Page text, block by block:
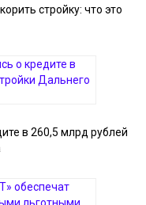
стройку: что это
в 260,5 млрд рублей